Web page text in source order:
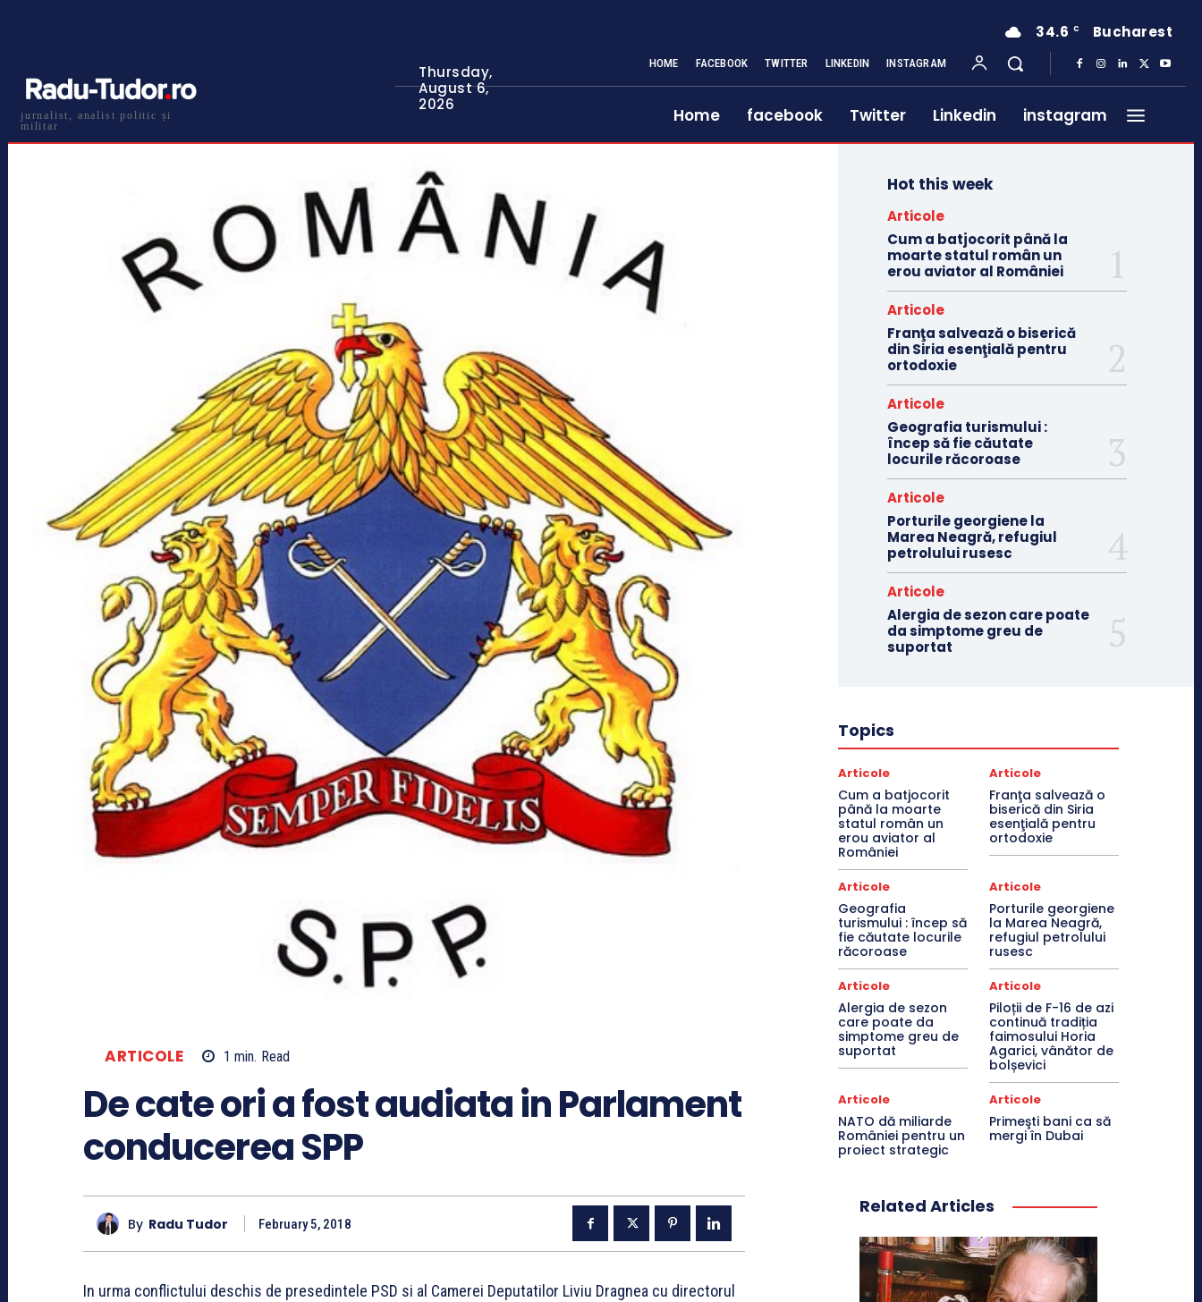
jurnalist, analist politic și
militar
Thursday,
August 6,
2026
34.6 C Bucharest
HOME FACEBOOK TWITTER LINKEDIN INSTAGRAM
Home facebook Twitter Linkedin instagram
ARTICOLE 1 min. Read
De cate ori a fost audiata in Parlament
conducerea SPP
By Radu Tudor February 5, 2018
In urma conflictului deschis de presedintele PSD si al Camerei Deputatilor Liviu Dragnea cu directorul
Hot this week
Articole
Cum a batjocorit până la
moarte statul român un
erou aviator al României
Articole
Franţa salvează o biserică
din Siria esenţială pentru
ortodoxie
Articole
Geografia turismului :
încep să fie căutate
locurile răcoroase
Articole
Porturile georgiene la
Marea Neagră, refugiul
petrolului rusesc
Articole
Alergia de sezon care poate
da simptome greu de
suportat
Topics
Articole
Cum a batjocorit
până la moarte
statul român un
erou aviator al
României
Articole
Franţa salvează o
biserică din Siria
esenţială pentru
ortodoxie
Articole
Geografia
turismului : încep să
fie căutate locurile
răcoroase
Articole
Porturile georgiene
la Marea Neagră,
refugiul petrolului
rusesc
Articole
Alergia de sezon
care poate da
simptome greu de
suportat
Articole
Piloții de F-16 de azi
continuă tradiția
faimosului Horia
Agarici, vânător de
bolșevici
Articole
NATO dă miliarde
României pentru un
proiect strategic
Articole
Primeşti bani ca să
mergi în Dubai
Related Articles